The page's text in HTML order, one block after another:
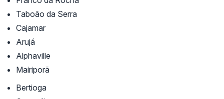
Taboão da Serra
Cajamar
Arujá
Alphaville
Mairiporã
Bertioga